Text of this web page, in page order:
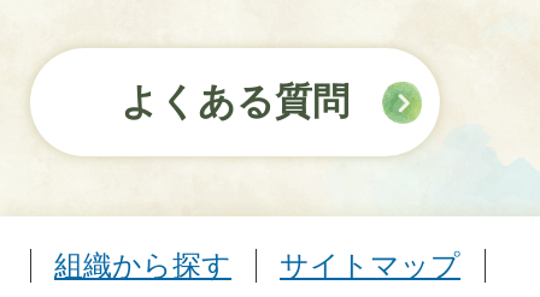
よくある質問
組織から探す
サイトマップ